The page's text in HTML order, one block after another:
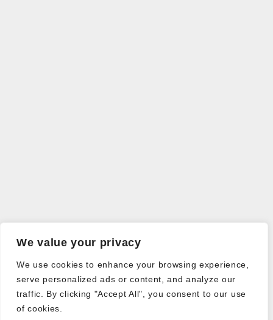
We value your privacy
We use cookies to enhance your browsing experience,
serve personalized ads or content, and analyze our
traffic. By clicking "Accept All", you consent to our use
of cookies.